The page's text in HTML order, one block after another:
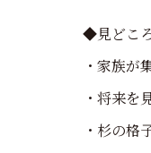
◆見どこ
・家族が
・将来を
・杉の格